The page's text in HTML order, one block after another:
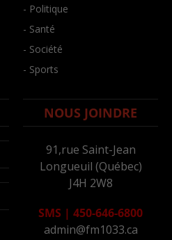
- Politique
- Santé
- Société
- Sports
NOUS JOINDRE
91,rue Saint-Jean
Longueuil (Québec)
J4H 2W8
SMS | 450-646-6800
admin@fm1033.ca